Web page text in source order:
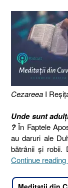
Cezareea I
Unde sunt
?În Faptele
au daruri ale
bătrânii și robii.
Continue reading